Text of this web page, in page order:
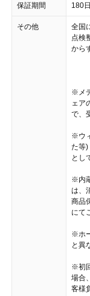
保証期間 180
その他
全国
点検
から
※メ
ェア
で、
※ウ
た等)
とし
※内
は、
商品
にて
※ホ
と異
※初
場合
客様